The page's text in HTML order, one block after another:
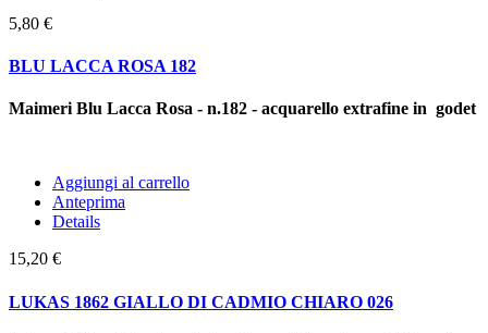
5,80 €
BLU LACCA ROSA 182
Maimeri Blu Lacca Rosa - n.182 - acquarello extrafine in godet
Aggiungi al carrello
Anteprima
Details
15,20 €
LUKAS 1862 GIALLO DI CADMIO CHIARO 026